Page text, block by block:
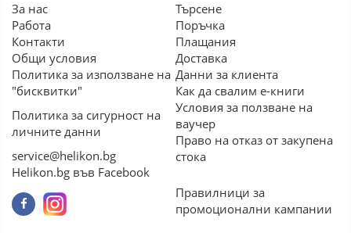
За нас
Работа
Контакти
Общи условия
Политика за използване на
"бисквитки"
Политика за сигурност на
личните данни
service@helikon.bg
Helikon.bg във Facebook
Търсене
Поръчка
Плащания
Доставка
Данни за клиента
Как да свалим е-книги
Условия за ползване на
ваучер
Право на отказ от закупена
стока
Правилници за
промоционални кампании